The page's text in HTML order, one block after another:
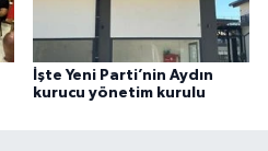
İşte Yeni Parti’nin Aydın
kurucu yönetim kurulu